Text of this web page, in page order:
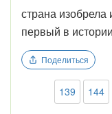
страна
первый в
Поделиться
139 144